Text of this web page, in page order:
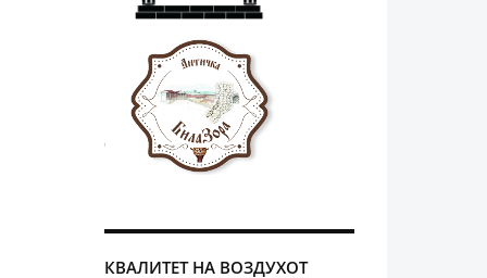
КВАЛИТЕТ НА ВОЗДУХОТ